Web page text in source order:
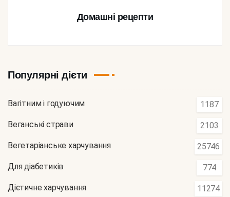
Домашні рецепти
Популярні дієти
Вагітним і годуючим 1187
Веганські страви 2103
Вегетаріанське харчування 25746
Для діабетиків 774
Дієтичне харчування 11274